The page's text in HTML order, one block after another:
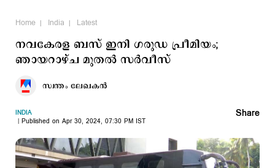
Home India Latest
നവകേരള ബസ് ഇനി ഗരുഡ പ്രീമിയം;
ഞായറാഴ്ച മുതല്‍ സര്‍വീസ്
സ്വന്തം ലേഖകൻ
INDIA
Published on Apr 30, 2024, 07:30 PM IST
Share